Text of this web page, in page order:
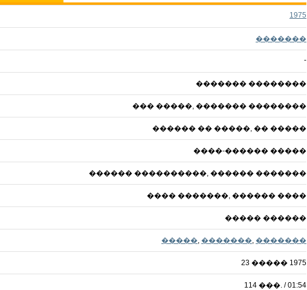
1975
�������
-
������� ��������
��� �����, ������� ��������
������ �� �����, �� �����
����-������ �����
������ ����������, ������ �������
���� �������, ������ ����
����� ������
�����, �������, �������
23 ����� 1975
114 ���. / 01:54